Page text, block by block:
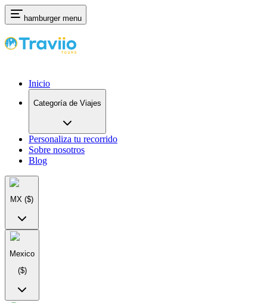
hamburger menu
Inicio
Categoría de Viajes
Personaliza tu recorrido
Sobre nosotros
Blog
MX ($)
Mexico
($)